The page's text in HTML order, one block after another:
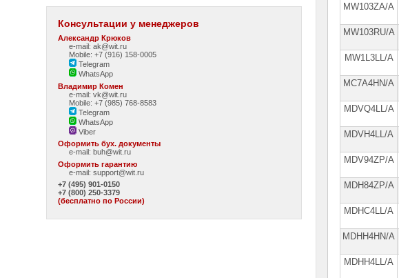
Консультации у менеджеров
Александр Крюков
e-mail: ak@wit.ru
Mobile: +7 (916) 158-0005
Telegram
WhatsApp
Владимир Комен
e-mail: vk@wit.ru
Mobile: +7 (985) 768-8583
Telegram
WhatsApp
Viber
Оформить бух. документы
e-mail:buh@wit.ru
Оформить гарантию
e-mail:support@wit.ru
+7 (495) 901-0150
+7 (800) 250-3379
(бесплатно по России)
MW103ZA/A
MW103RU/A
MW1L3LL/A
MC7A4HN/A
MDVQ4LL/A
MDVH4LL/A
MDV94ZP/A
MDH84ZP/A
MDHC4LL/A
MDHH4HN/A
MDHH4LL/A